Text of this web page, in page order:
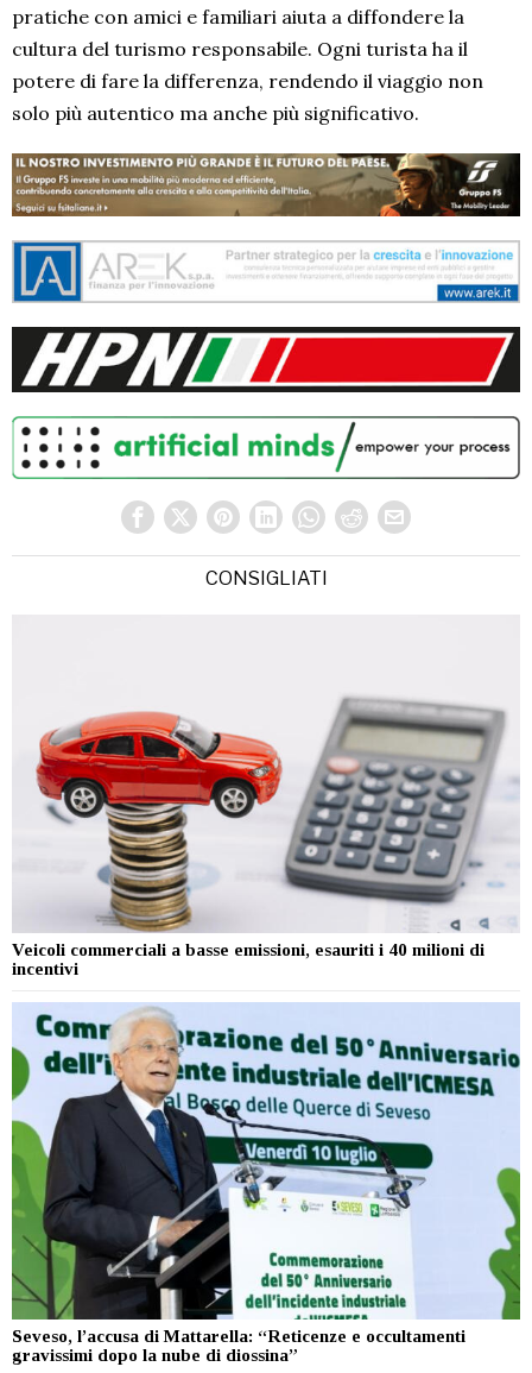
pratiche con amici e familiari aiuta a diffondere la
cultura del turismo responsabile. Ogni turista ha il
potere di fare la differenza, rendendo il viaggio non
solo più autentico ma anche più significativo.
CONSIGLIATI
Veicoli commerciali a basse emissioni, esauriti i 40 milioni di
incentivi
Seveso, l’accusa di Mattarella: “Reticenze e occultamenti
gravissimi dopo la nube di diossina”